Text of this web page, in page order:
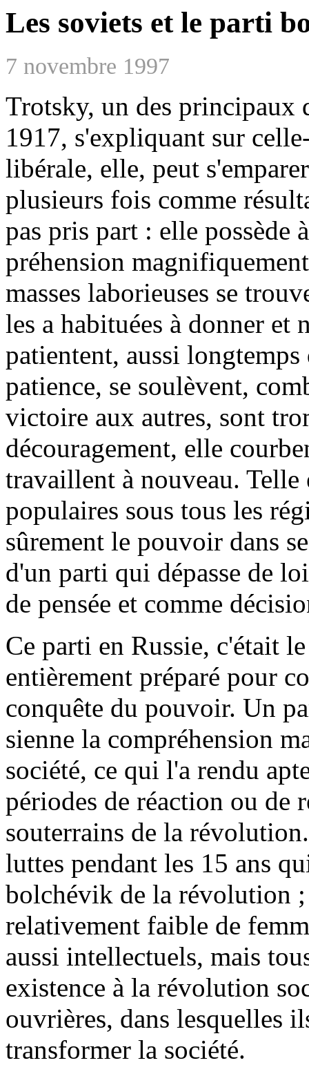
Les soviets et le parti
7 novembre 1997
Trotsky, un des principaux
1917, s'expliquant sur
libérale, elle, peut
plusieurs fois comme
pas pris part : elle possède
préhension
masses laborieuses se
les a habituées à donner
patientent, aussi
patience, se soulèvent,
victoire aux autres, sont
découragement, elle
travaillent à nouveau. Telle
populaires sous tous les
sûrement le pouvoir dans
d'un parti qui dépasse de
de pensée et comme
Ce parti en Russie, c'était
entièrement préparé pour
conquête du pouvoir. Un
sienne la compréhension
société, ce qui l'a rendu
périodes de réaction ou de
souterrains de la
luttes pendant les 15 ans
bolchévik de la révolution
relativement faible de
aussi intellectuels, mais
existence à la révolution
ouvrières, dans lesquelles
transformer la société.